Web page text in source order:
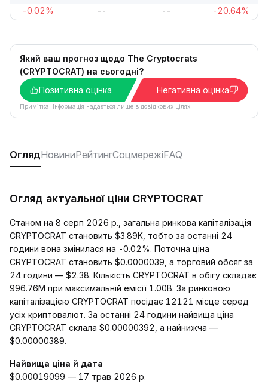
-0.02% -- -- -20.64%
Який ваш прогноз щодо The Cryptocrats
(CRYPTOCRAT) на сьогодні?
Позитивна оцінка
Негативна оцінка
Примітка. Інформація надається лише в довідкових цілях.
ОглядНовиниРейтингСоцмережіFAQ
Огляд актуальної ціни CRYPTOCRAT
Станом на 8 серп 2026 р., загальна ринкова капіталізація
CRYPTOCRAT становить $3.89K, тобто за останні 24
години вона змінилася на -0.02%. Поточна ціна
CRYPTOCRAT становить $0.0000039, а торговий обсяг за
24 години — $2.38. Кількість CRYPTOCRAT в обігу складає
996.76M при максимальній емісії 1.00B. За ринковою
капіталізацією CRYPTOCRAT посідає 12121 місце серед
усіх криптовалют. За останні 24 години найвища ціна
CRYPTOCRAT склала $0.00000392, а найнижча —
$0.00000389.
Найвища ціна й дата
$0.00019099 — 17 трав 2026 р.